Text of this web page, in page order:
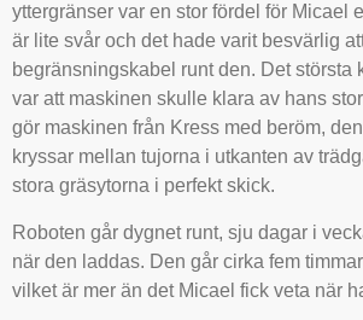
yttergränser var en stor fördel för Micael
är lite svår och det hade varit besvärlig
begränsningskabel runt den. Det största
var att maskinen skulle klara av hans
gör maskinen från Kress med beröm,
kryssar mellan tujorna i utkanten av
stora gräsytorna i perfekt skick.
Roboten går dygnet runt, sju dagar i
när den laddas. Den går cirka fem
vilket är mer än det Micael fick veta när